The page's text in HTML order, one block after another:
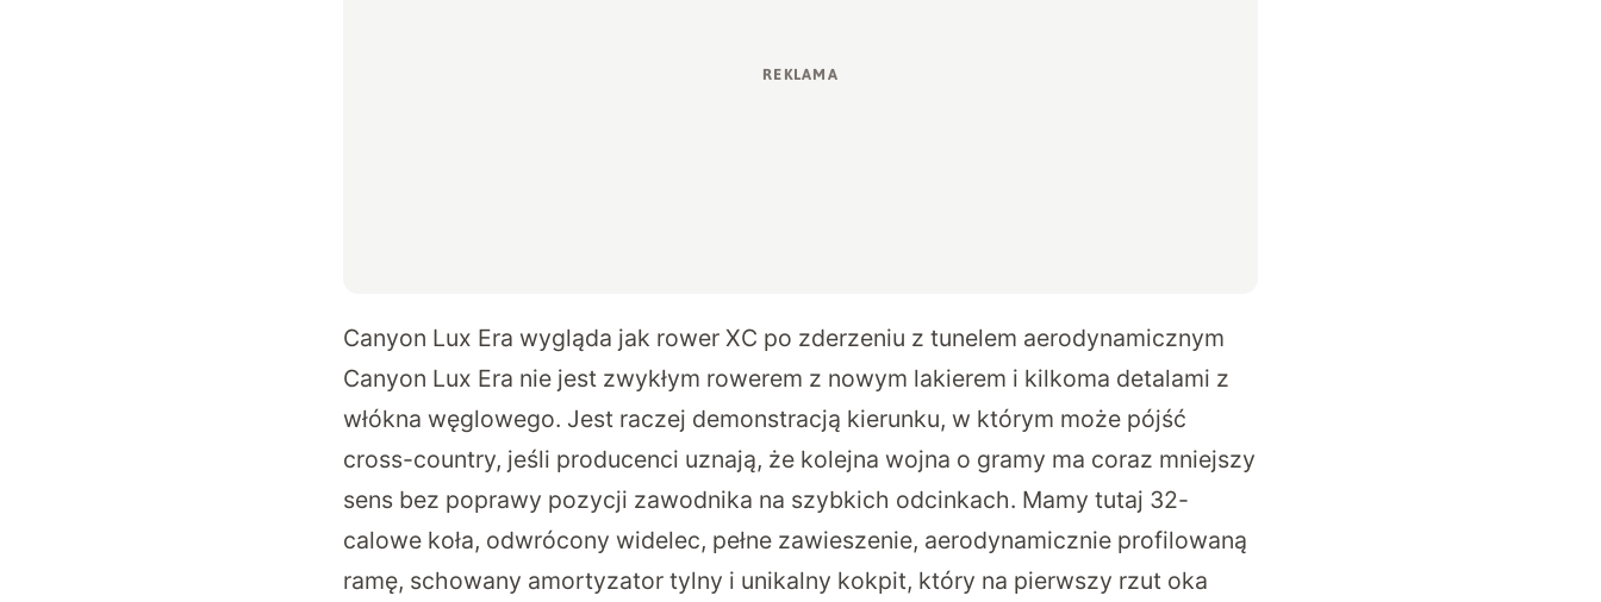
Canyon Lux Era wygląda jak rower XC po zderzeniu z tunelem aerodynamicznym
Canyon Lux Era nie jest zwykłym rowerem z nowym lakierem i kilkoma detalami z
włókna węglowego. Jest raczej demonstracją kierunku, w którym może pójść
cross-country, jeśli producenci uznają, że kolejna wojna o gramy ma coraz mniejszy
sens bez poprawy pozycji zawodnika na szybkich odcinkach. Mamy tutaj 32-
calowe koła, odwrócony widelec, pełne zawieszenie, aerodynamicznie profilowaną
ramę, schowany amortyzator tylny i unikalny kokpit, który na pierwszy rzut oka